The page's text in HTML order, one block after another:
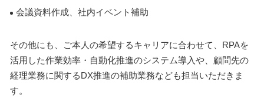
会議資料作成、社内イベント補助
その他にも、ご本人の希望するキャリアに合わせて、RPAを
活用した作業効率・自動化推進のシステム導入や、顧問先の
経理業務に関するDX推進の補助業務なども担当いただきま
す。